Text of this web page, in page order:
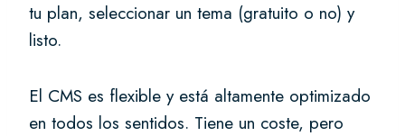
tu plan, seleccionar un tema (gratuito o no) y
listo.
El CMS es flexible y está altamente optimizado
en todos los sentidos. Tiene un coste, pero